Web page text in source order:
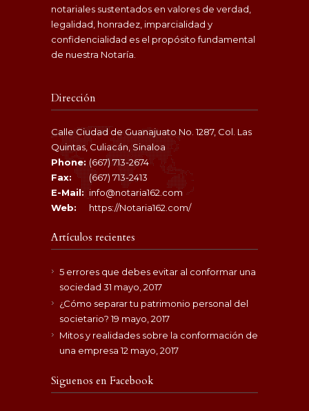
notariales sustentados en valores de verdad,
legalidad, honradez, imparcialidad y
confidencialidad es el propósito fundamental
de nuestra Notaría.
Dirección
Calle Ciudad de Guanajuato No. 1287, Col. Las
Quintas, Culiacán, Sinaloa
Phone: (667) 713-2674
Fax:
(667) 713-2413
E-Mail: info@notaria162.com
Web:
https://Notaria162.com/
Artículos recientes
5 errores que debes evitar al conformar una
sociedad 31 mayo, 2017
¿Cómo separar tu patrimonio personal del
societario? 19 mayo, 2017
Mitos y realidades sobre la conformación de
una empresa 12 mayo, 2017
Siguenos en Facebook